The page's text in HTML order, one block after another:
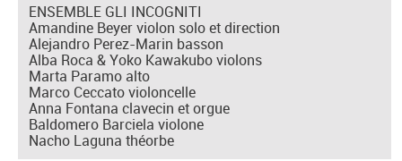
ENSEMBLE GLI INCOGNITI
Amandine Beyer violon solo et direction
Alejandro Perez-Marin basson
Alba Roca & Yoko Kawakubo violons
Marta Paramo alto
Marco Ceccato violoncelle
Anna Fontana clavecin et orgue
Baldomero Barciela violone
Nacho Laguna théorbe